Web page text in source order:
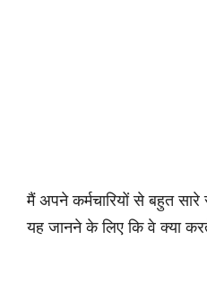
मैं अपने कर्मचारियों से बहुत
यह जानने के लिए कि वे क्या